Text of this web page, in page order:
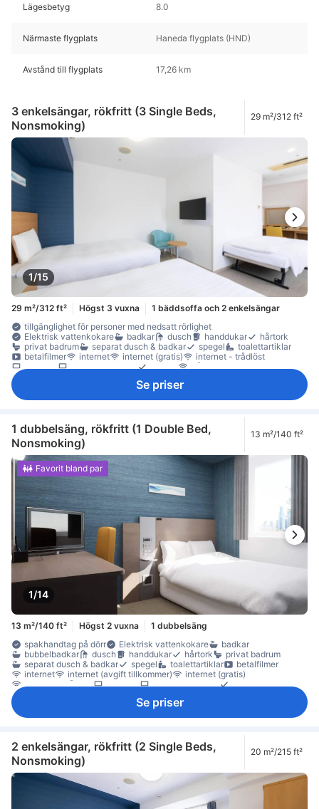
Lägesbetyg 8.0
Närmaste flygplats Haneda flygplats (HND)
Avstånd till flygplats 17,26 km
3 enkelsängar, rökfritt (3 Single Beds,
Nonsmoking)
29 m²/312 ft²
1/15
29 m²/312 ft² Högst 3 vuxna
1 bäddsoffa och 2 enkelsängar
tillgänglighet för personer med nedsatt rörlighet
Elektrisk vattenkokare
badkar dusch handdukar
hårtork
privat badrum
separat dusch & badkar spegel
toalettartiklar
betalfilmer
internet internet (gratis)
internet - trådlöst
trådlöst internet (gratis)
Handsprit ljudisolerat
papperskorgar
rökdetektor
Rökpolicy - rökfria rum tillgängliga
Säkerhets-/skyddsfunktioner
tillgängligt via hiss
värdeskåp på rummet
Se priser
1 dubbelsäng, rökfritt (1 Double Bed,
Nonsmoking)
13 m²/140 ft²
1/14
Favorit bland par
13 m²/140 ft² Högst 2 vuxna
1 dubbelsäng
spakhandtag på dörr
Elektrisk vattenkokare
badkar
bubbelbadkar
dusch handdukar hårtork
privat badrum
separat dusch & badkar
spegel toalettartiklar
betalfilmer
internet
internet (avgift tillkommer)
internet (gratis)
internet - trådlöst
eluttag nära sängen
heltäckningsmatta
papperskorgar
skrivbord
rökdetektor
Rökpolicy - rökfria rum tillgängliga
Säkerhets-/skyddsfunktioner
tillgängligt via hiss
Se priser
2 enkelsängar, rökfritt (2 Single Beds,
Nonsmoking)
20 m²/215 ft²